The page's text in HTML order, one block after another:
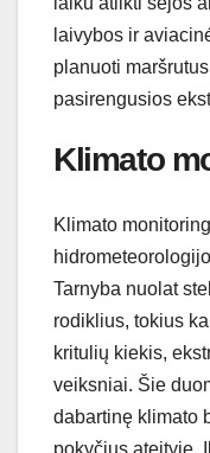
laivybos ir
planuoti
pasirengusios
Klimato
Klimato
Tarnyba nuolat
rodiklius, tokius
kritulių kiekis,
veiksniai. Šie
dabartinę klimato
pokyčius ateityje.